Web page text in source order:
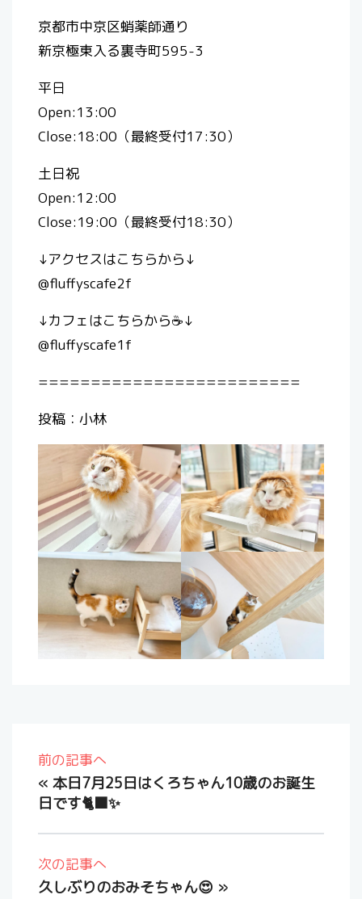
京都市中京区蛸薬師通り
新京極東入る裏寺町595-3
平日
Open:13:00
Close:18:00（最終受付17:30）
土日祝
Open:12:00
Close:19:00（最終受付18:30）
↓アクセスはこちらから↓
@fluffyscafe2f
↓カフェはこちらから☕️↓
@fluffyscafe1f
=========================
投稿：小林
前の記事へ
« 本日7月25日はくろちゃん10歳のお誕生
日です🐈‍⬛✨
次の記事へ
久しぶりのおみそちゃん😍 »